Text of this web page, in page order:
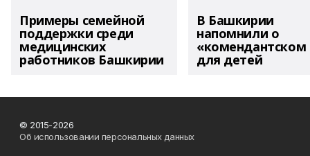
Примеры семейной
поддержки среди
медицинских
работников Башкирии
В Башкирии
напомнили о
«комендантском
для детей
© 2015-2026
Об использовании персональных данных